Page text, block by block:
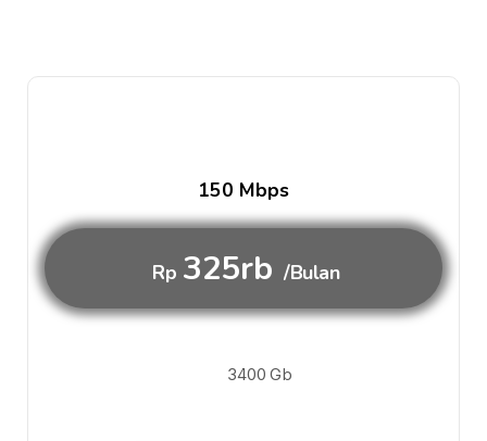
150 Mbps
Rp 325rb /Bulan
3400 Gb